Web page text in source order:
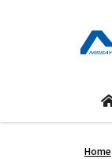
Home